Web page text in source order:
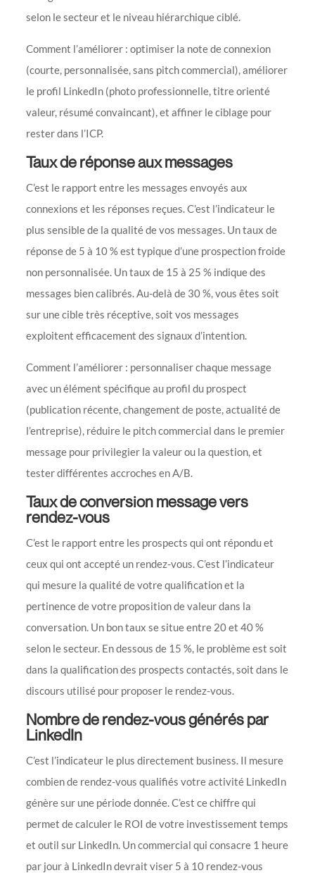
selon le secteur et le niveau hiérarchique ciblé.
Comment l’améliorer : optimiser la note de connexion
(courte, personnalisée, sans pitch commercial), améliorer
le profil LinkedIn (photo professionnelle, titre orienté
valeur, résumé convaincant), et affiner le ciblage pour
rester dans l’ICP.
Taux de réponse aux messages
C’est le rapport entre les messages envoyés aux
connexions et les réponses reçues. C’est l’indicateur le
plus sensible de la qualité de vos messages. Un taux de
réponse de 5 à 10 % est typique d’une prospection froide
non personnalisée. Un taux de 15 à 25 % indique des
messages bien calibrés. Au-delà de 30 %, vous êtes soit
sur une cible très réceptive, soit vos messages
exploitent efficacement des signaux d’intention.
Comment l’améliorer : personnaliser chaque message
avec un élément spécifique au profil du prospect
(publication récente, changement de poste, actualité de
l’entreprise), réduire le pitch commercial dans le premier
message pour privilegier la valeur ou la question, et
tester différentes accroches en A/B.
Taux de conversion message vers
rendez-vous
C’est le rapport entre les prospects qui ont répondu et
ceux qui ont accepté un rendez-vous. C’est l’indicateur
qui mesure la qualité de votre qualification et la
pertinence de votre proposition de valeur dans la
conversation. Un bon taux se situe entre 20 et 40 %
selon le secteur. En dessous de 15 %, le problème est soit
dans la qualification des prospects contactés, soit dans le
discours utilisé pour proposer le rendez-vous.
Nombre de rendez-vous générés par
LinkedIn
C’est l’indicateur le plus directement business. Il mesure
combien de rendez-vous qualifiés votre activité LinkedIn
génère sur une période donnée. C’est ce chiffre qui
permet de calculer le ROI de votre investissement temps
et outil sur LinkedIn. Un commercial qui consacre 1 heure
par jour à LinkedIn devrait viser 5 à 10 rendez-vous